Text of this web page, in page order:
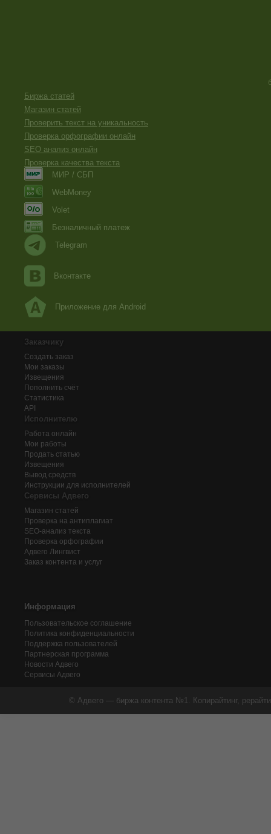
Биржа статей
Магазин статей
Проверить текст на уникальность
Проверка орфографии онлайн
SEO анализ онлайн
Проверка качества текста
МИР / СБП
WebMoney
Volet
Безналичный платеж
Telegram
Вконтакте
Приложение для Android
Заказчику
Создать заказ
Мои заказы
Извещения
Пополнить счёт
Статистика
API
Исполнителю
Работа онлайн
Мои работы
Продать статью
Извещения
Вывод средств
Инструкции для исполнителей
Сервисы Адвего
Магазин статей
Проверка на антиплагиат
SEO-анализ текста
Проверка орфографии
Адвего Лингвист
Заказ контента и услуг
Информация
Пользовательское соглашение
Политика конфиденциальности
Поддержка пользователей
Партнерская программа
Новости Адвего
Сервисы Адвего
© Адвего — биржа контента №1. Копирайтинг,